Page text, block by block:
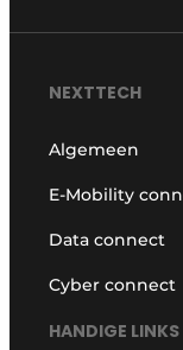
NEXTTECH
Algemeen
E-Mobility
Data connect
Cyber connect
HANDIGE LINKS